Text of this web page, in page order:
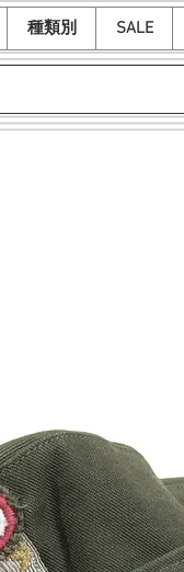
種類別 SALE